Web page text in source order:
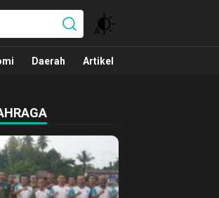
Daerah Artikel